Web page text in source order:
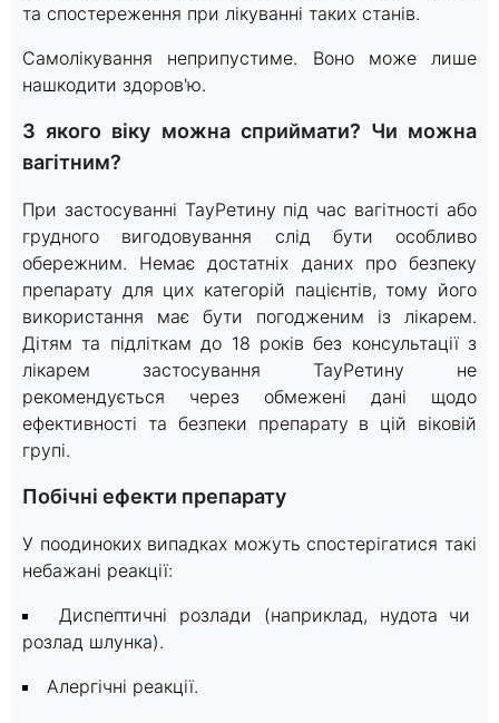
та спостереження при лікуванні таких станів.
Самолікування неприпустиме. Воно може лише
нашкодити здоров'ю.
З якого віку можна сприймати? Чи можна
вагітним?
При застосуванні ТауРетину під час вагітності або
грудного вигодовування слід бути особливо
обережним. Немає достатніх даних про безпеку
препарату для цих категорій пацієнтів, тому його
використання має бути погодженим із лікарем.
Дітям та підліткам до 18 років без консультації з
лікарем застосування ТауРетину не
рекомендується через обмежені дані щодо
ефективності та безпеки препарату в цій віковій
групі.
Побічні ефекти препарату
У поодиноких випадках можуть спостерігатися такі
небажані реакції:
Диспептичні розлади (наприклад, нудота чи
розлад шлунка).
Алергічні реакції.